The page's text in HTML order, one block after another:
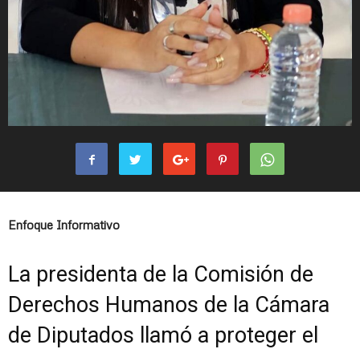
Enfoque Informativo
La presidenta de la Comisión de
Derechos Humanos de la Cámara
de Diputados llamó a proteger el